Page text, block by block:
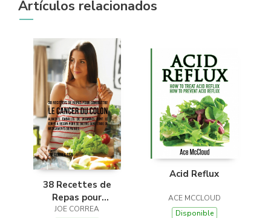
Artículos relacionados
38 Recettes de
Repas pour
combattre le Cancer
JOE CORREA
Acid Reflux
ACE MCCLOUD
Disponible